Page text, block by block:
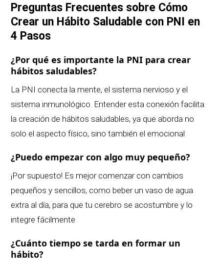
Preguntas Frecuentes sobre Cómo
Crear un Hábito Saludable con PNI en
4 Pasos
¿Por qué es importante la PNI para crear
hábitos saludables?
La PNI conecta la mente, el sistema nervioso y el
sistema inmunológico. Entender esta conexión facilita
la creación de hábitos saludables, ya que aborda no
solo el aspecto físico, sino también el emocional
¿Puedo empezar con algo muy pequeño?
¡Por supuesto! Es mejor comenzar con cambios
pequeños y sencillos, como beber un vaso de agua
extra al día, para que tu cerebro se acostumbre y lo
integre fácilmente
¿Cuánto tiempo se tarda en formar un
hábito?